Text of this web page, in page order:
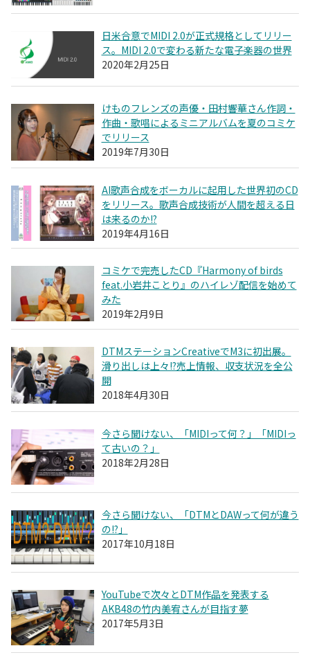
日米合意でMIDI 2.0が正式規格としてリリー
ス。MIDI 2.0で変わる新たな電子楽器の世界
2020年2月25日
けものフレンズの声優・田村響華さん作詞・
作曲・歌唱によるミニアルバムを夏のコミケ
でリリース
2019年7月30日
AI歌声合成をボーカルに起用した世界初のCD
をリリース。歌声合成技術が人間を超える日
は来るのか!?
2019年4月16日
コミケで完売したCD『Harmony of birds
feat.小岩井ことり』のハイレゾ配信を始めて
みた
2019年2月9日
DTMステーションCreativeでM3に初出展。
滑り出しは上々!?売上情報、収支状況を全公
開
2018年4月30日
今さら聞けない、「MIDIって何？」「MIDIっ
て古いの？」
2018年2月28日
今さら聞けない、「DTMとDAWって何が違う
の!?」
2017年10月18日
YouTubeで次々とDTM作品を発表する
AKB48の竹内美宥さんが目指す夢
2017年5月3日